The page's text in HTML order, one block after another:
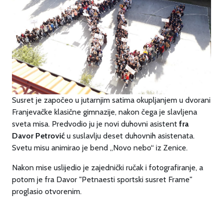
Susret je započeo u jutarnjim satima okupljanjem u dvorani
Franjevačke klasične gimnazije, nakon čega je slavljena
sveta misa. Predvodio ju je novi duhovni asistent fra
Davor Petrović u suslavlju deset duhovnih asistenata.
Svetu misu animirao je bend „Novo nebo“ iz Zenice.
Nakon mise uslijedio je zajednički ručak i fotografiranje, a
potom je fra Davor "Petnaesti sportski susret Frame"
proglasio otvorenim.